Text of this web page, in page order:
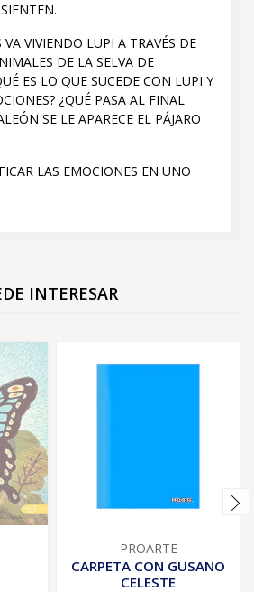
VA VIVIENDO LUPI A TRAVÉS DE
DE LA SELVA DE
ES LO QUE SUCEDE CON LUPI Y
¿QUÉ PASA AL FINAL
SE LE APARECE EL PÁJARO
LAS EMOCIONES EN UNO
INTERESAR
PROARTE
CARPETA CON GUSANO
CELESTE